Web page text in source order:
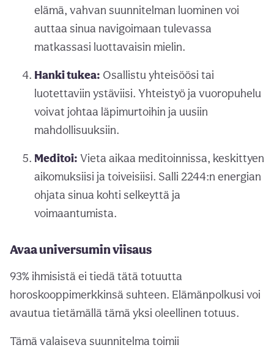
elämä, vahvan suunnitelman luominen voi
auttaa sinua navigoimaan tulevassa
matkassasi luottavaisin mielin.
Hanki tukea: Osallistu yhteisöösi tai
luotettaviin ystäviisi. Yhteistyö ja vuoropuhelu
voivat johtaa läpimurtoihin ja uusiin
mahdollisuuksiin.
Meditoi: Vieta aikaa meditoinnissa, keskittyen
aikomuksiisi ja toiveisiisi. Salli 2244:n energian
ohjata sinua kohti selkeyttä ja
voimaantumista.
Avaa universumin viisaus
93% ihmisistä ei tiedä tätä totuutta
horoskooppimerkkinsä suhteen. Elämänpolkusi voi
avautua tietämällä tämä yksi oleellinen totuus.
Tämä valaiseva suunnitelma toimii